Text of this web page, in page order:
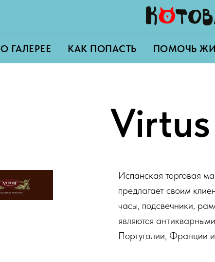
О ГАЛЕРЕЕ КАК ПОПАСТЬ ПОМОЧЬ
Испанская торговая
предлагает своим
часы, подсвечники,
являются
Португалии, Франции